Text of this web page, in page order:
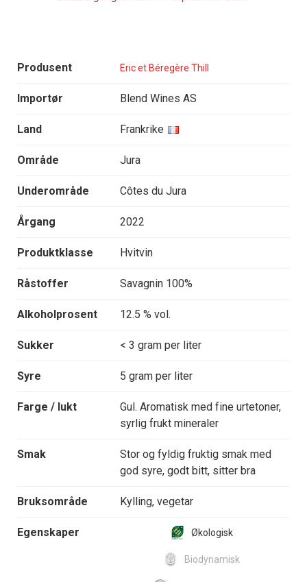
Produsent Eric et Béregère Thill
Importør Blend Wines AS
Land Frankrike
Område Jura
Underområde Côtes du Jura
Årgang 2022
Produktklasse Hvitvin
Råstoffer Savagnin 100%
Alkoholprosent 12.5 % vol.
Sukker < 3 gram per liter
Syre 5 gram per liter
Farge / lukt
Gul. Aromatisk med fine urtetoner,
syrlig frukt mineraler
Smak
Stor og fyldig fruktig smak med
god syre, godt bitt, sitter bra
Bruksområde Kylling, vegetar
Egenskaper Økologisk
Biodynamisk